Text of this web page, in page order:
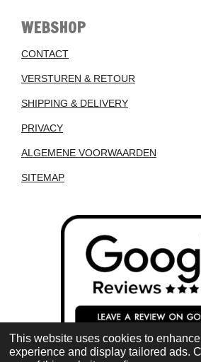
This website uses cookies to
experience and display tailored ads.
WEBSHOP
CONTACT
VERSTUREN & RETOUR
SHIPPING & DELIVERY
PRIVACY
ALGEMENE VOORWAARDEN
SITEMAP